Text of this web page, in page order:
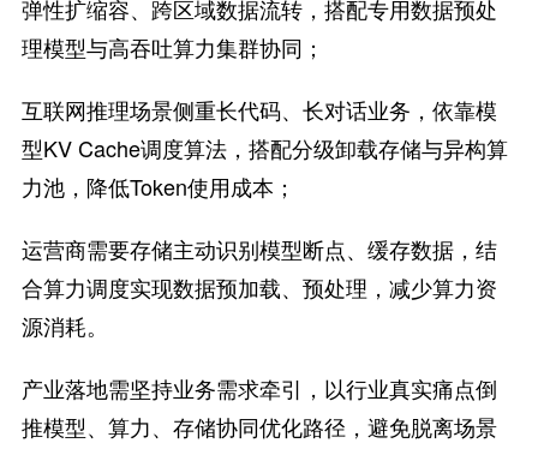
弹性扩缩容、跨区域数据流转，搭配专用数据预处
理模型与高吞吐算力集群协同；
互联网推理场景侧重长代码、长对话业务，依靠模
型KV Cache调度算法，搭配分级卸载存储与异构算
力池，降低Token使用成本；
运营商需要存储主动识别模型断点、缓存数据，结
合算力调度实现数据预加载、预处理，减少算力资
源消耗。
产业落地需坚持业务需求牵引，以行业真实痛点倒
推模型、算力、存储协同优化路径，避免脱离场景